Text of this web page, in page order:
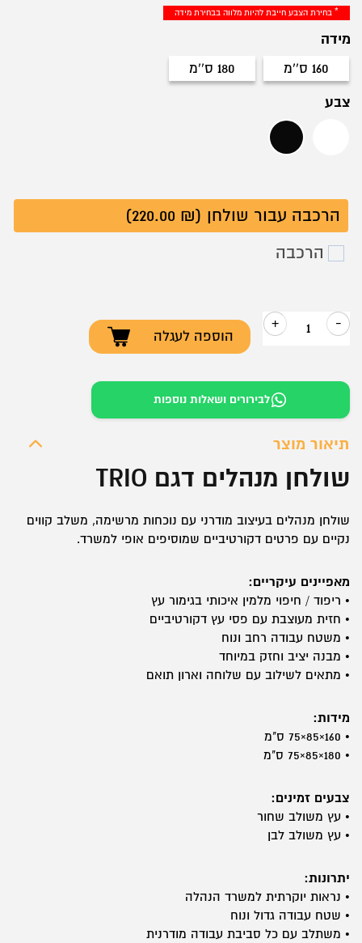
מחירים:
* בחירת הצבע חייבת להיות מלווה בבחירת מידה
מידה
160 ס''מ 160 ס''מ 180 ס''מ 180 ס''מ
צבע
שחור
הרכבה עבור שולחן (₪ 220.00)
הרכבה
-
כמות
שולחן
מנהלים
דגם
+
הוספה לעגלה
לבירורים ושאלות נוספות
תיאור מוצר
שולחן מנהלים דגם TRIO
שולחן מנהלים בעיצוב מודרני עם נוכחות מרשימה, משלב קווים
נקיים עם פרטים דקורטיביים שמוסיפים אופי למשרד.
מאפיינים עיקריים:
• ריפוד / חיפוי מלמין איכותי בגימור עץ
• חזית מעוצבת עם פסי עץ דקורטיביים
• משטח עבודה רחב ונוח
• מבנה יציב וחזק במיוחד
• מתאים לשילוב עם שלוחה וארון תואם
מידות:
• 160×85×75 ס"מ
• 180×85×75 ס"מ
צבעים זמינים:
• עץ משולב שחור
• עץ משולב לבן
יתרונות:
• נראות יוקרתית למשרד הנהלה
• שטח עבודה גדול ונוח
• משתלב עם כל סביבת עבודה מודרנית